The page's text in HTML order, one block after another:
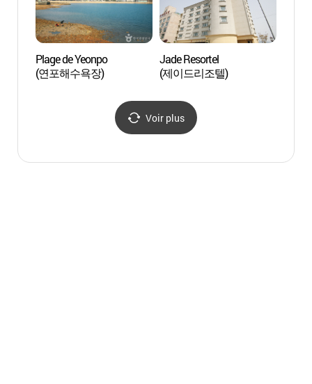
Plage de Yeonpo
(연포해수욕장)
Jade Resortel
(제이드리조텔)
Voir plus